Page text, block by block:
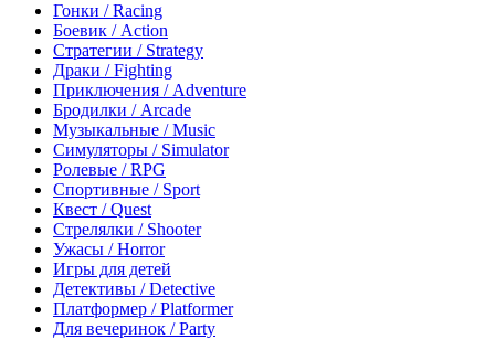
Гонки / Racing
Боевик / Action
Стратегии / Strategy
Драки / Fighting
Приключения / Adventure
Бродилки / Arcade
Музыкальные / Music
Симуляторы / Simulator
Ролевые / RPG
Спортивные / Sport
Квест / Quest
Стрелялки / Shooter
Ужасы / Horror
Игры для детей
Детективы / Detective
Платформер / Platformer
Для вечеринок / Party